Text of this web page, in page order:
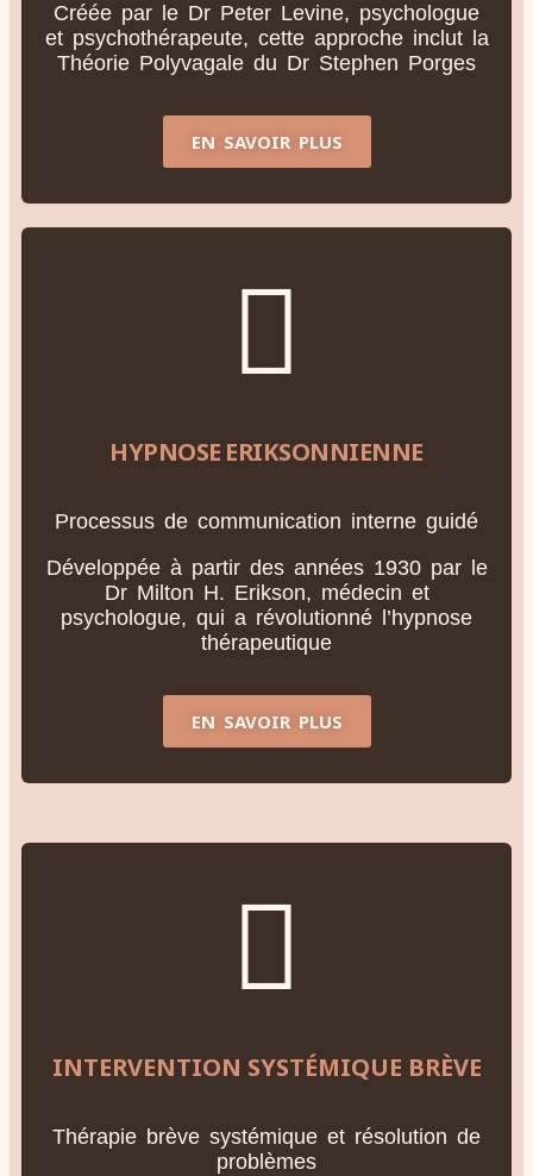
Créée par le Dr Peter Levine, psychologue
et psychothérapeute, cette approche inclut la
Théorie Polyvagale du Dr Stephen Porges
EN SAVOIR PLUS
HYPNOSE ERIKSONNIENNE
Processus de communication interne guidé
Développée à partir des années 1930 par le
Dr Milton H. Erikson, médecin et
psychologue, qui a révolutionné l’hypnose
thérapeutique
EN SAVOIR PLUS
INTERVENTION SYSTÉMIQUE BRÈVE
Thérapie brève systémique et résolution de
problèmes